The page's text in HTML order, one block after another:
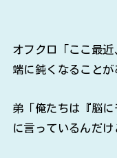
オフクロ「ここ最
端に鈍くなることが
弟「俺たちは『脳
に言っているんだけ